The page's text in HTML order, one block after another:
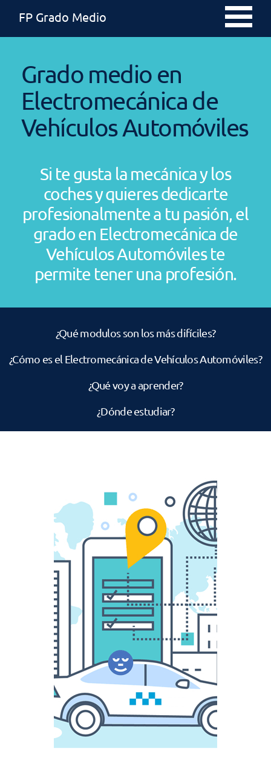
FP Grado Medio
Grado medio en
Electromecánica de
Vehículos Automóviles
Si te gusta la mecánica y los
coches y quieres dedicarte
profesionalmente a tu pasión, el
grado en Electromecánica de
Vehículos Automóviles te
permite tener una profesión.
¿Qué modulos son los más difíciles?
¿Cómo es el Electromecánica de Vehículos Automóviles?
¿Qué voy a aprender?
¿Dónde estudiar?